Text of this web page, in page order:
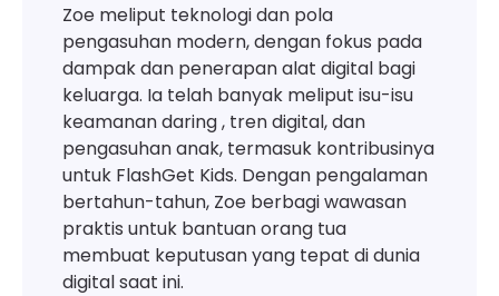
Zoe meliput teknologi dan pola
pengasuhan modern, dengan fokus pada
dampak dan penerapan alat digital bagi
keluarga. Ia telah banyak meliput isu-isu
keamanan daring , tren digital, dan
pengasuhan anak, termasuk kontribusinya
untuk FlashGet Kids. Dengan pengalaman
bertahun-tahun, Zoe berbagi wawasan
praktis untuk bantuan orang tua
membuat keputusan yang tepat di dunia
digital saat ini.